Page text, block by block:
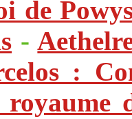
de
-
: